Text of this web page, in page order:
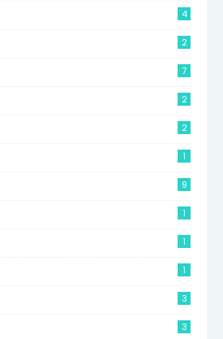
4
2
7
2
2
1
9
1
1
1
3
3